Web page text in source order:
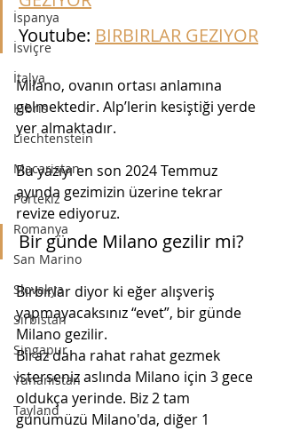
İspanya
İsviçre
İtalya
Kıbrıs
Liechtenstein
Macaristan
Portekiz
Romanya
San Marino
Slovakya
Sırbistan
Singapur
Yunanistan
Tayland
Youtube: BIRBIRLAR GEZIYOR
Milano, ovanın ortası anlamına
gelmektedir. Alp’lerin kesiştiği yerde
yer almaktadır.
Bu yazıyı en son 2024 Temmuz
ayında gezimizin üzerine tekrar
revize ediyoruz.
Bir günde Milano gezilir mi?
Bırbırlar diyor ki eğer alışveriş
yapmayacaksınız “evet”, bir günde
Milano gezilir.
Biraz daha rahat rahat gezmek
isterseniz aslında Milano için 3 gece
oldukça yerinde. Biz 2 tam
günümüzü Milano'da, diğer 1